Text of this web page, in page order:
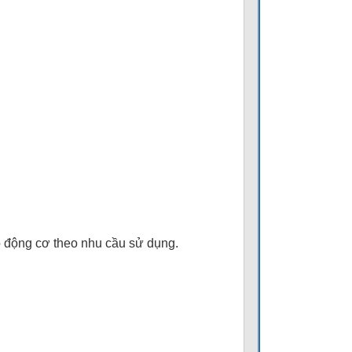
cơ theo nhu cầu sử dụng.